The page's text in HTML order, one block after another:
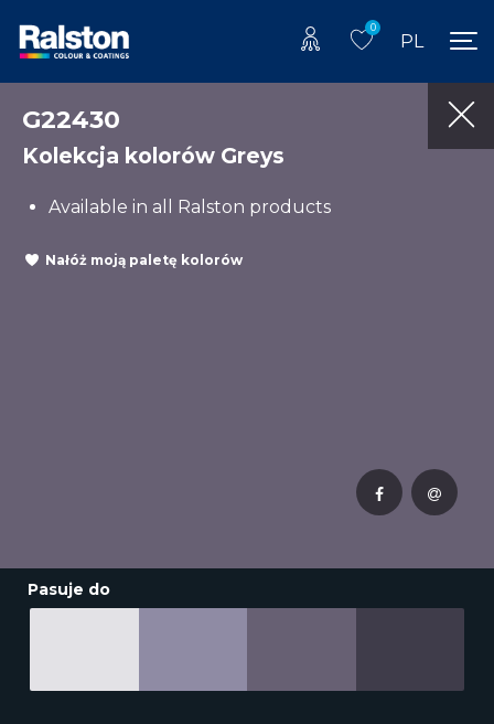
0
PL
G22430
Kolekcja kolorów Greys
Available in all Ralston products
Nałóż moją paletę kolorów
Pasuje do